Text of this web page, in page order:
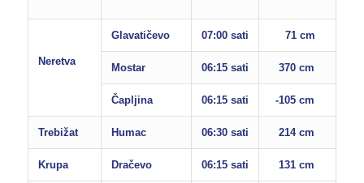
Neretva
Glavatičevo 07:00 sati 71 cm
Mostar 06:15 sati 370 cm
Čapljina 06:15 sati -105 cm
Trebižat Humac 06:30 sati 214 cm
Krupa Dračevo 06:15 sati 131 cm